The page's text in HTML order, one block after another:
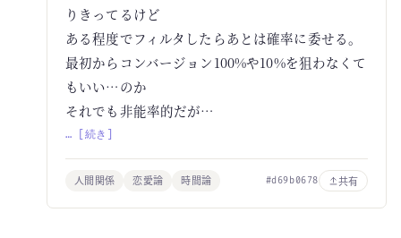
りきってるけど
ある程度でフィルタしたらあとは確率に委せる。
最初からコンバージョン100%や10%を狙わなくて
もいい…のか
それでも非能率的だが…
… [続き]
人間関係 恋愛論 時間論 #d69b0678 共有